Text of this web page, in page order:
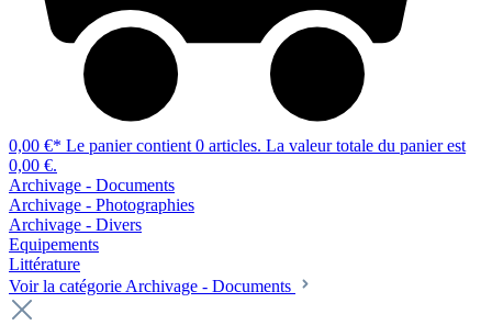
0,00 €* Le panier contient 0 articles. La valeur totale du panier est
0,00 €.
Archivage - Documents
Archivage - Photographies
Archivage - Divers
Equipements
Littérature
Voir la catégorie Archivage - Documents